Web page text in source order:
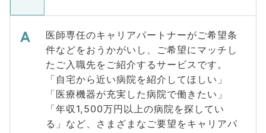
医師専任のキャリアパートナーがご希望条
件などをおうかがいし、ご希望にマッチし
たご入職先をご紹介するサービスです。
「自宅から近い病院を紹介してほしい」
「医療機器が充実した病院で働きたい」
「年収1,500万円以上の病院を探してい
る」など、さまざまなご要望をキャリアパ